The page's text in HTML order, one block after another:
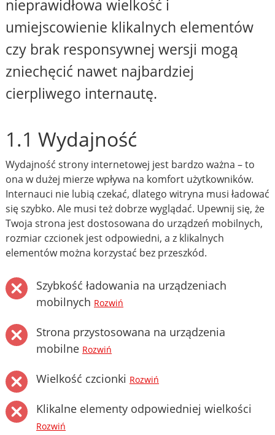
nieprawidłowa wielkość i
umiejscowienie klikalnych elementów
czy brak responsywnej wersji mogą
zniechęcić nawet najbardziej
cierpliwego internautę.
1.1 Wydajność
Wydajność strony internetowej jest bardzo ważna – to
ona w dużej mierze wpływa na komfort użytkowników.
Internauci nie lubią czekać, dlatego witryna musi ładować
się szybko. Ale musi też dobrze wyglądać. Upewnij się, że
Twoja strona jest dostosowana do urządzeń mobilnych,
rozmiar czcionek jest odpowiedni, a z klikalnych
elementów można korzystać bez przeszkód.
Szybkość ładowania na urządzeniach
mobilnych Rozwiń
Strona przystosowana na urządzenia
mobilne Rozwiń
Wielkość czcionki Rozwiń
Klikalne elementy odpowiedniej wielkości
Rozwiń